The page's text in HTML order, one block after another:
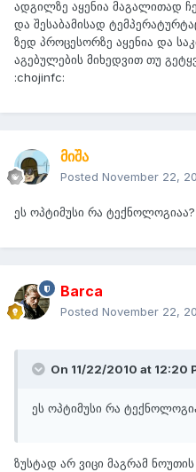
ადგილზე აყენია მაგალითად
და შესაბამისად
ზედ პროცესორზე აყენია და
აგებულების მიხედვით თუ
:chojinfc:
მიშა
Posted November 22,
ეს ოპტიმუსი რა ტექნოლოგიაა?
Barca
Posted November 22,
On 11/22/2010 at 12:20
ეს ოპტიმუსი რა
ზუსტად არ ვიცი მაგრამ